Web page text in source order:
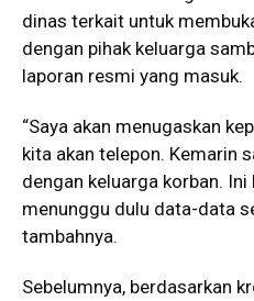
dinas terkait untuk
dengan pihak keluarga
laporan resmi yang masuk.
“Saya akan menugaskan
kita akan telepon. Kemarin
dengan keluarga korban.
menunggu dulu data-data
tambahnya.
Sebelumnya, berdasarkan